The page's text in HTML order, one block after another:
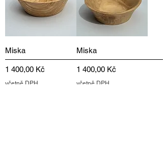
Miska
Cena
1 400,00 Kč
včetně DPH
Miska
Cena
1 400,00 Kč
včetně DPH